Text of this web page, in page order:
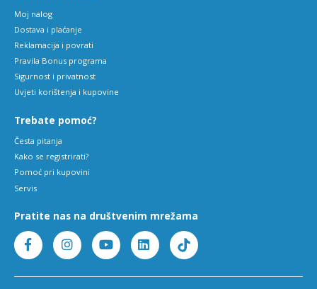
Moj nalog
Dostava i plaćanje
Reklamacija i povrati
Pravila Bonus programa
Sigurnost i privatnost
Uvjeti korištenja i kupovine
Trebate pomoć?
Česta pitanja
Kako se registrirati?
Pomoć pri kupovini
Servis
Pratite nas na društvenim mrežama